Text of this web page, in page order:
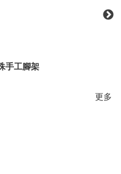
手工腳架
更多